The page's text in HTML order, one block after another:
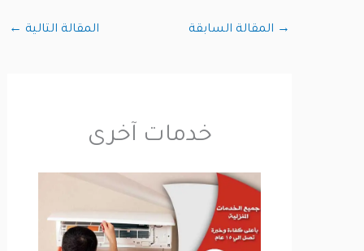
المقالة السابقة المقالة التالية←
خدمات آخرى